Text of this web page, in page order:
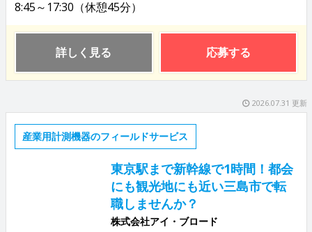
8:45～17:30（休憩45分）
詳しく見る 応募する
2026.07.31 更新
産業用計測機器のフィールドサービス
東京駅まで新幹線で1時間！都会
にも観光地にも近い三島市で転
職しませんか？
株式会社アイ・ブロード